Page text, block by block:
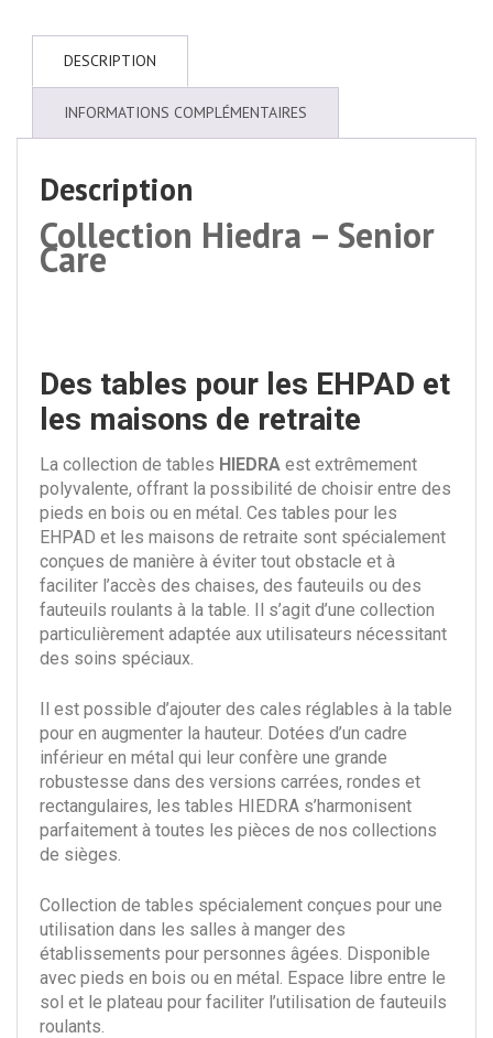
DESCRIPTION
INFORMATIONS COMPLÉMENTAIRES
Description
Collection Hiedra – Senior
Care
Des tables pour les EHPAD et
les maisons de retraite
La collection de tables HIEDRA est extrêmement
polyvalente, offrant la possibilité de choisir entre des
pieds en bois ou en métal. Ces tables pour les
EHPAD et les maisons de retraite sont spécialement
conçues de manière à éviter tout obstacle et à
faciliter l’accès des chaises, des fauteuils ou des
fauteuils roulants à la table. Il s’agit d’une collection
particulièrement adaptée aux utilisateurs nécessitant
des soins spéciaux.
Il est possible d’ajouter des cales réglables à la table
pour en augmenter la hauteur. Dotées d’un cadre
inférieur en métal qui leur confère une grande
robustesse dans des versions carrées, rondes et
rectangulaires, les tables HIEDRA s’harmonisent
parfaitement à toutes les pièces de nos collections
de sièges.
Collection de tables spécialement conçues pour une
utilisation dans les salles à manger des
établissements pour personnes âgées. Disponible
avec pieds en bois ou en métal. Espace libre entre le
sol et le plateau pour faciliter l’utilisation de fauteuils
roulants.